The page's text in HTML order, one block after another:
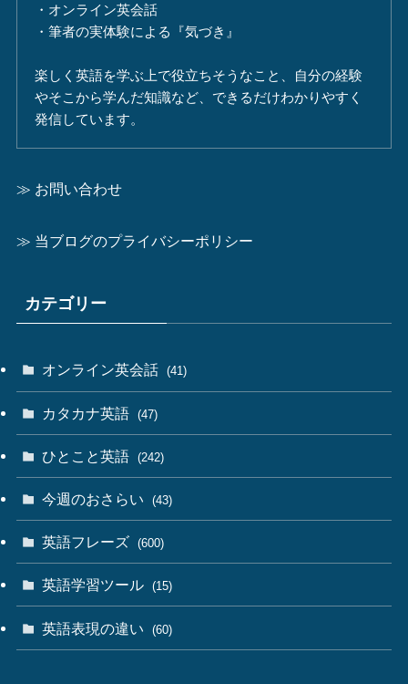
・オンライン英会話
・筆者の実体験による『気づき』
楽しく英語を学ぶ上で役立ちそうなこと、自分の経験
やそこから学んだ知識など、できるだけわかりやすく
発信しています。
≫ お問い合わせ
≫ 当ブログのプライバシーポリシー
カテゴリー
オンライン英会話 (41)
カタカナ英語 (47)
ひとこと英語 (242)
今週のおさらい (43)
英語フレーズ (600)
英語学習ツール (15)
英語表現の違い (60)